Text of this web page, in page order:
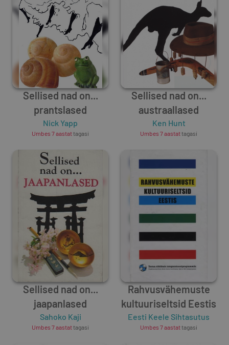
Sellised nad on...
prantslased
Nick Yapp
Umbes 7 aastattagasi
Sellised nad on...
austraallased
Ken Hunt
Umbes 7 aastattagasi
Sellised nad on...
jaapanlased
Sahoko Kaji
Umbes 7 aastattagasi
Rahvusvähemuste
kultuuriseltsid Eestis
Eesti Keele Sihtasutus
Umbes 7 aastattagasi